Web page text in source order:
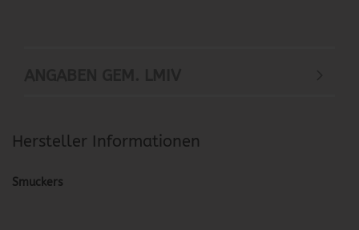
Hersteller Informationen
Smuckers